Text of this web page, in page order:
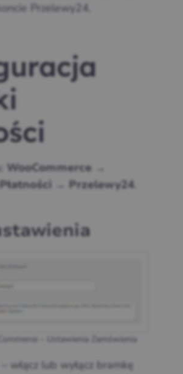
Przelewy24.
WooCommerce →
→ Przelewy24
– Ustawienia Zamówienia
– włącz lub wyłącz bramkę